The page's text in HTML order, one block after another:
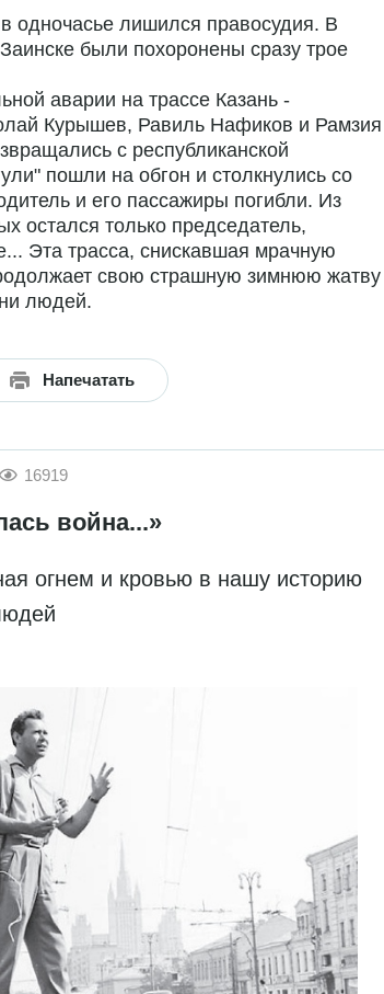
одночасье лишился правосудия. В
были похоронены сразу трое
аварии на трассе Казань -
Курышев, Равиль Нафиков и Рамзия
с республиканской
пошли на обгон и столкнулись со
и его пассажиры погибли. Из
остался только председатель,
Эта трасса, снискавшая мрачную
свою страшную зимнюю жатву
людей.
Напечатать
16919
война...»
огнем и кровью в нашу историю